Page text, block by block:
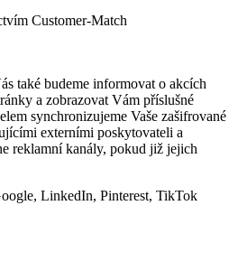
Customer-Match
také budeme informovat o akcích
a zobrazovat Vám příslušné
synchronizujeme Vaše zašifrované
externími poskytovateli a
reklamní kanály, pokud již jejich
LinkedIn, Pinterest, TikTok